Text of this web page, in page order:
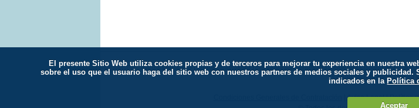
Tienda de Yoga|Centros de Yoga|Artículos Especiales |Preguntas Frecuentes|
Olvido su usuario/clave?|
Aviso Legal|Política
El presente Sitio Web utiliza cookies propias y de terceros para mejorar tu experiencia en nuestra
sobre el uso que el usuario haga del sitio web con nuestros partners de medios sociales y
indicados en la Política
Aceptar